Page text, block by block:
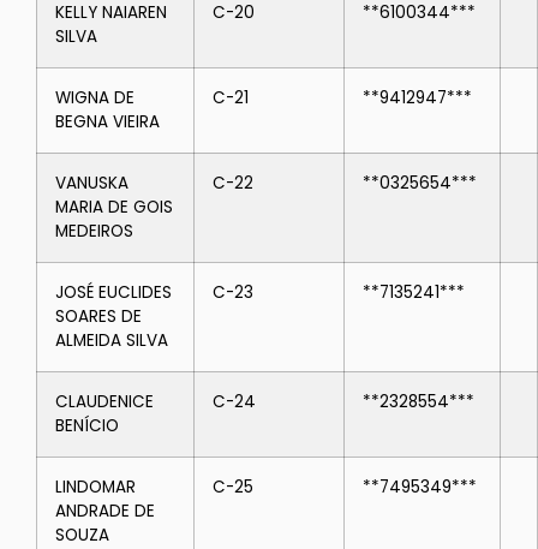
KELLY NAIAREN
SILVA
C-20 **6100344***
WIGNA DE
BEGNA VIEIRA
C-21 **9412947***
VANUSKA
MARIA DE GOIS
MEDEIROS
C-22 **0325654***
JOSÉ EUCLIDES
SOARES DE
ALMEIDA SILVA
C-23 **7135241***
CLAUDENICE
BENÍCIO
C-24 **2328554***
LINDOMAR
ANDRADE DE
SOUZA
C-25 **7495349***